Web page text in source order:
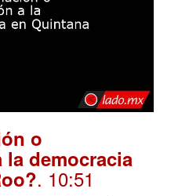
o
democracia
. 10:51